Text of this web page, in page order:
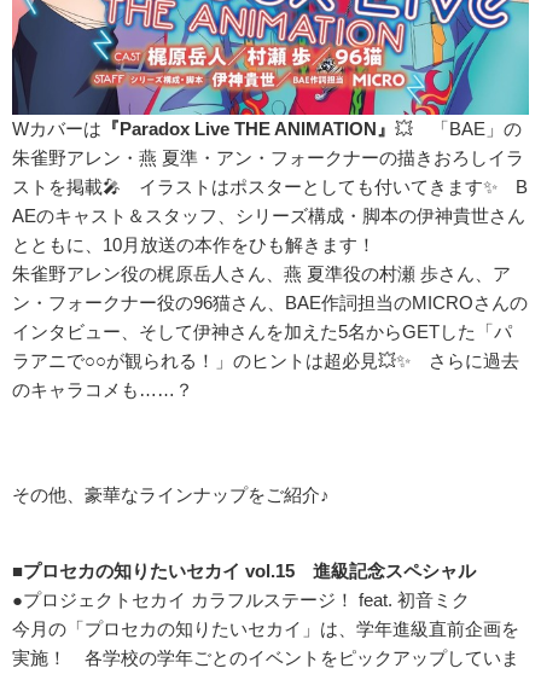
Wカバーは 『Paradox Live THE ANIMATION』 💥 「BAE」の
朱雀野アレン・燕 夏準・アン・フォークナーの描きおろしイラ
ストを掲載🎤 イラストはポスターとしても付いてきます✨ B
AEのキャスト＆スタッフ、シリーズ構成・脚本の伊神貴世さん
とともに、10月放送の本作をひも解きます！
朱雀野アレン役の梶原岳人さん、燕 夏準役の村瀬 歩さん、ア
ン・フォークナー役の96猫さん、BAE作詞担当のMICROさんの
インタビュー、そして伊神さんを加えた5名からGETした「パ
ラアニで○○が観られる！」のヒントは超必見💥✨ さらに過去
のキャラコメも……？
その他、豪華なラインナップをご紹介♪
■プロセカの知りたいセカイ vol.15 進級記念スペシャル
●プロジェクトセカイ カラフルステージ！ feat. 初音ミク
今月の「プロセカの知りたいセカイ」は、学年進級直前企画を
実施！ 各学校の学年ごとのイベントをピックアップしていま